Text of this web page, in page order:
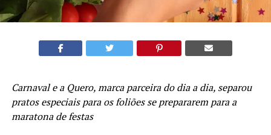
Carnaval e a Quero, marca parceira do dia a dia, separou
pratos especiais para os foliões se prepararem para a
maratona de festas